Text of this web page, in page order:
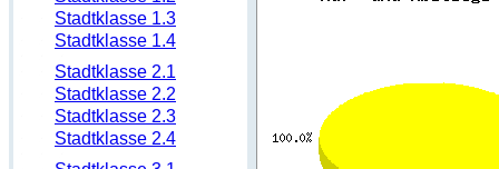
Stadtklasse 1.3
Stadtklasse 1.4
Stadtklasse 2.1
Stadtklasse 2.2
Stadtklasse 2.3
Stadtklasse 2.4